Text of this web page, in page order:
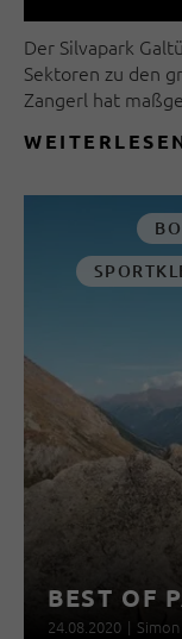
Der Silvapark
Sektoren zu den
Zangerl hat
BEST OF
24.08.2020 |